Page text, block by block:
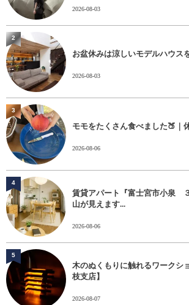
2026-08-03
お盆休みは涼しいモデルハウス
2026-08-03
2
モモをたくさん食べました🍑｜
2026-08-06
3
賃貸アパート『富士宮市小泉
山が見えます...
2026-08-06
4
木のぬくもりに触れるワークシ
枝支店】
2026-08-07
5